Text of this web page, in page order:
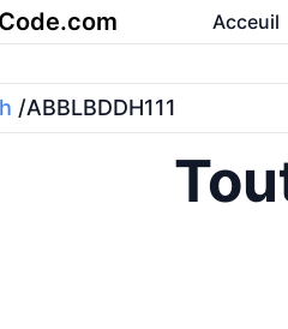
Acceuil
/ABBLBDDH111